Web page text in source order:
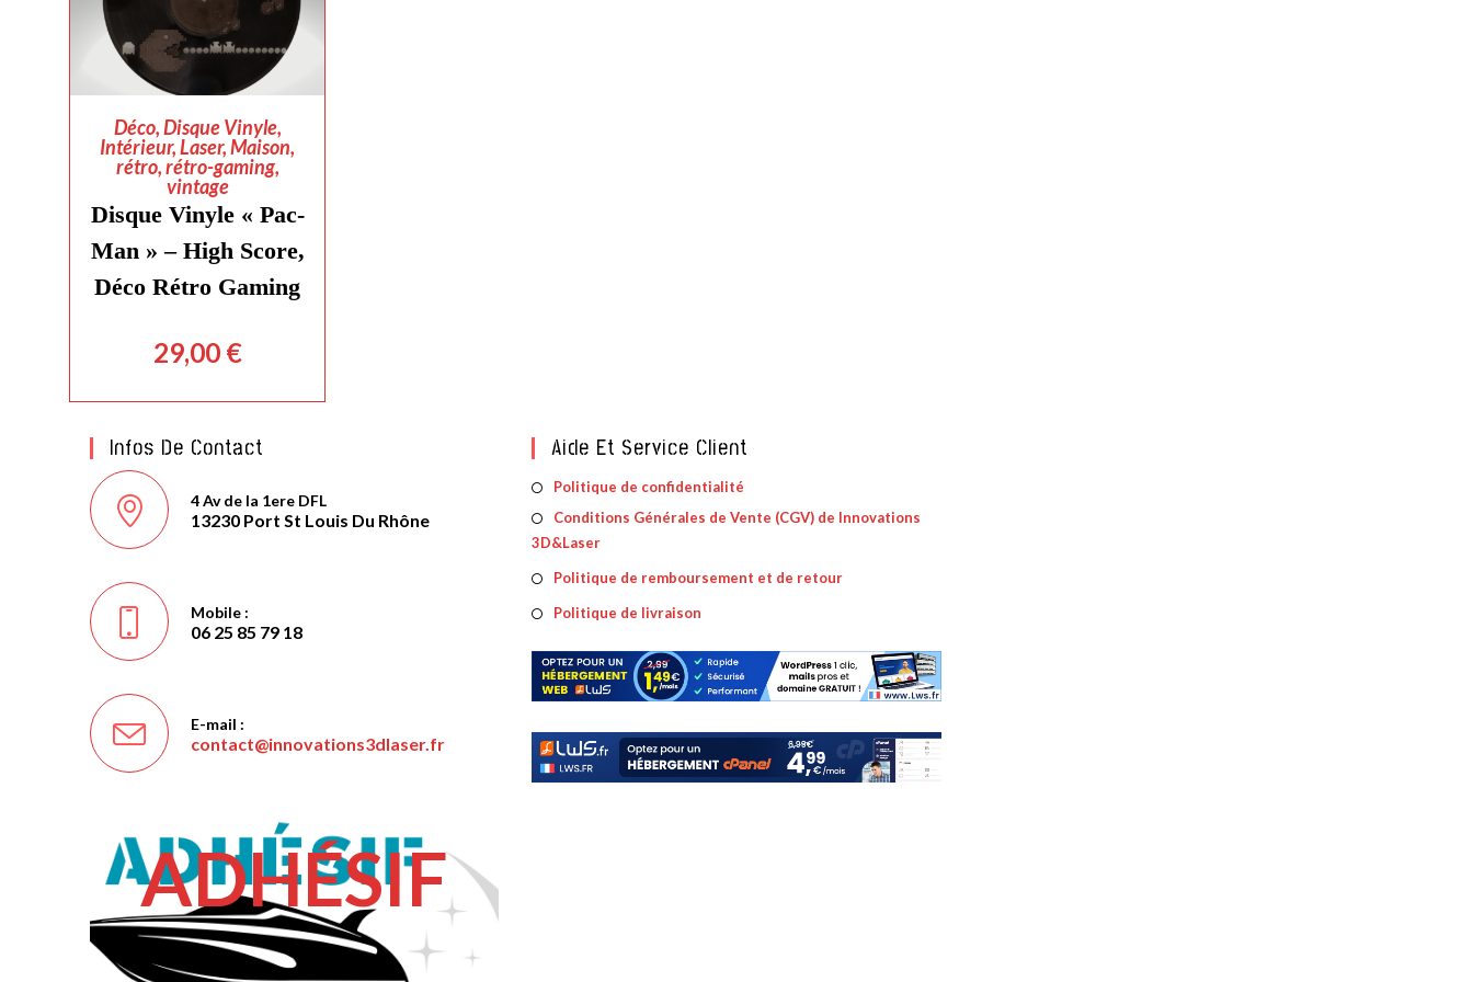
AJOUTER AU PANIER
Déco,Disque Vinyle,
Intérieur,Laser,Maison,
rétro,rétro-gaming,
vintage
Disque Vinyle « Pac-
Man » – High Score,
Déco Rétro Gaming
29,00 €
Infos De Contact
4 Av de la 1ere DFL
13230 Port St Louis Du Rhône
Mobile :
06 25 85 79 18
E-mail :
contact@innovations3dlaser.frS’ouvre
ADHÉSIF
Aide Et Service Client
Politique de confidentialité
dans
Conditions Générales de Vente (CGV) de Innovations
3D&Laser
Politique de remboursement et de retourS’ouvre
nouvel
onglet
Politique de livraison
un
nouvel